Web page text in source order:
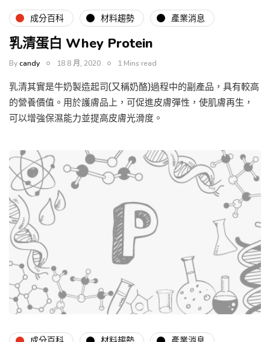
成分百科 材料趨勢 產業消息
乳清蛋白 Whey Protein
Bycandy 18 8 月, 2020 1 Mins read
乳清其實是牛奶製造起司(又稱奶酪)過程中的副產品，具有較高
的營養價值。用於護膚品上，可促進皮膚彈性，使肌膚再生，
可以增強保濕能力並提高皮膚光滑度。